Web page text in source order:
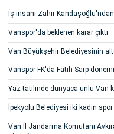
İş insanı Zahir
Vanspor'da beklenen karar çıktı
Van Büyükşehir Belediyesinin
Vanspor FK'da Fatih Sarp
Yaz tatilinde dünyaca ünlü Van
İpekyolu Belediyesi iki kadın
Van İl Jandarma Komutanı